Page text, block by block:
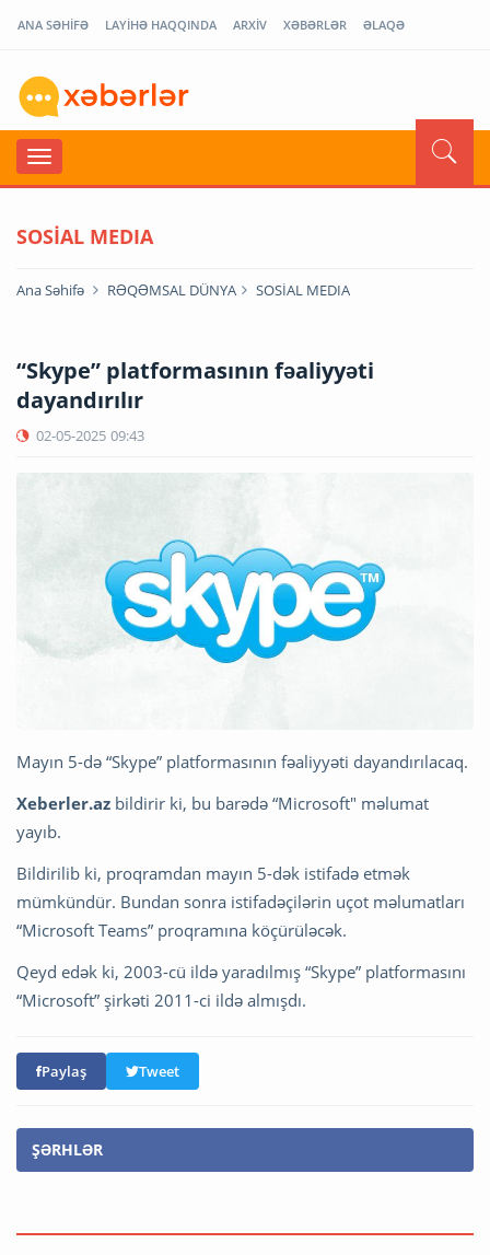
ANA SƏHİFƏ LAYİHƏ HAQQINDA ARXİV XƏBƏRLƏR ƏLAQƏ
SOSİAL MEDIA
Ana Səhifə RƏQƏMSAL DÜNYA SOSİAL MEDIA
“Skype” platformasının fəaliyyəti
dayandırılır
02-05-2025 09:43
Mayın 5-də “Skype” platformasının fəaliyyəti dayandırılacaq.
Xeberler.az bildirir ki, bu barədə “Microsoft" məlumat
yayıb.
Bildirilib ki, proqramdan mayın 5-dək istifadə etmək
mümkündür. Bundan sonra istifadəçilərin uçot məlumatları
“Microsoft Teams” proqramına köçürüləcək.
Qeyd edək ki, 2003-cü ildə yaradılmış “Skype” platformasını
“Microsoft” şirkəti 2011-ci ildə almışdı.
Paylaş Tweet
ŞƏRHLƏR